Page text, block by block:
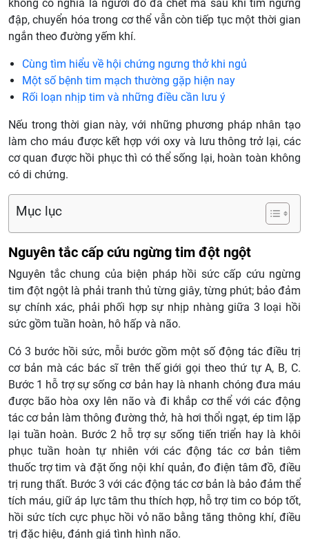
không có nghĩa là người đó đã chết mà sau khi tim ngừng
đập, chuyển hóa trong cơ thể vẫn còn tiếp tục một thời gian
ngắn theo đường yếm khí.
Cùng tìm hiểu về hội chứng ngưng thở khi ngủ
Một số bệnh tim mạch thường gặp hiện nay
Rối loạn nhịp tim và những điều cần lưu ý
Nếu trong thời gian này, với những phương pháp nhân tạo
làm cho máu được kết hợp với oxy và lưu thông trở lại, các
cơ quan được hồi phục thì có thể sống lại, hoàn toàn không
có di chứng.
Mục lục
Nguyên tắc cấp cứu ngừng tim đột ngột
Nguyên tắc chung của biện pháp hồi sức cấp cứu ngừng
tim đột ngột là phải tranh thủ từng giây, từng phút; bảo đảm
sự chính xác, phải phối hợp sự nhịp nhàng giữa 3 loại hồi
sức gồm tuần hoàn, hô hấp và não.
Có 3 bước hồi sức, mỗi bước gồm một số động tác điều trị
cơ bản mà các bác sĩ trên thế giới gọi theo thứ tự A, B, C.
Bước 1 hỗ trợ sự sống cơ bản hay là nhanh chóng đưa máu
được bão hòa oxy lên não và đi khắp cơ thể với các động
tác cơ bản làm thông đường thở, hà hơi thổi ngạt, ép tim lặp
lại tuần hoàn. Bước 2 hỗ trợ sự sống tiến triển hay là khôi
phục tuần hoàn tự nhiên với các động tác cơ bản tiêm
thuốc trợ tim và đặt ống nội khí quản, đo điện tâm đồ, điều
trị rung thất. Bước 3 với các động tác cơ bản là bảo đảm thể
tích máu, giữ áp lực tâm thu thích hợp, hỗ trợ tim co bóp tốt,
hồi sức tích cực phục hồi vỏ não bằng tăng thông khí, điều
trị đặc hiệu, đánh giá tình hình não.